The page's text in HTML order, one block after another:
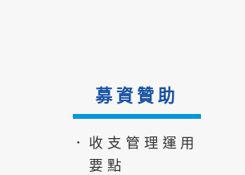
募資贊助
．收支管理運用
要點